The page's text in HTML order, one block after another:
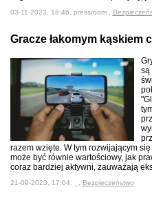
03-11-2023, 18:46, pressroom ,
Gracze łakomym kąskiem
są
razem wzięte. W tym rozwijającym
może być równie wartościowy, jak
coraz bardziej aktywni, zauważają
21-09-2023, 17:04, _, Bezpieczeństwo